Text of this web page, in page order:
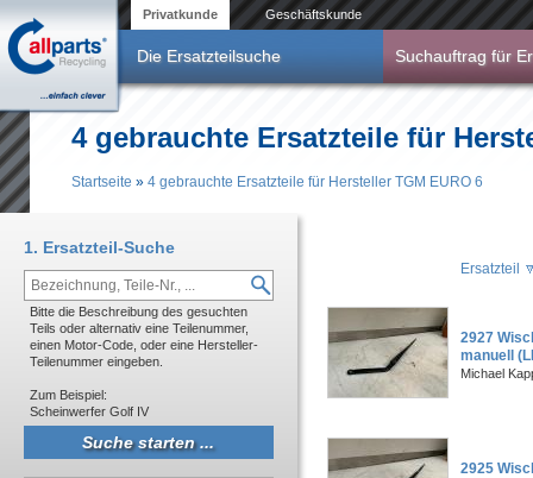
Privatkunde Geschäftskunde
Die Ersatzteilsuche Suchauftrag für
4 gebrauchte Ersatzteile für
Startseite » 4 gebrauchte Ersatzteile für Hersteller TGM EURO 6
Ersatzteil
2927
manuell
Michael
2925
1. Ersatzteil-Suche
Bitte die Beschreibung des gesuchten
Teils oder alternativ eine Teilenummer,
einen Motor-Code, oder eine Hersteller-
Teilenummer eingeben.
Zum Beispiel:
Scheinwerfer Golf IV